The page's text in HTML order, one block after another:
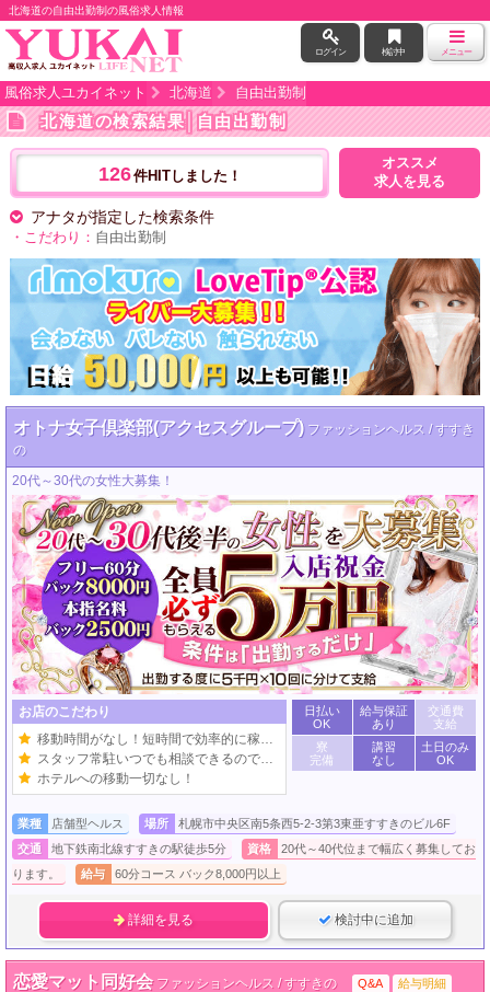
北海道の自由出勤制の風俗求人情報
ログイン 検討中 メニュー
風俗求人ユカイネット 北海道 自由出勤制
北海道の検索結果│自由出勤制
126件HITしました！
オススメ
求人を見る
アナタが指定した検索条件
・こだわり： 自由出勤制
オトナ女子倶楽部(アクセスグループ) ファッションヘルス / すすき
の
20代～30代の女性大募集！
お店のこだわり
移動時間がなし！短時間で効率的に稼げる！
スタッフ常駐いつでも相談できるので安心！
ホテルへの移動一切なし！
日払い
OK
給与保証
あり
交通費
支給
寮
完備
講習
なし
土日のみ
OK
業種 店舗型ヘルス 場所
札幌市中央区南5条西5-2-3第3東亜すすきのビル6F
交通
地下鉄南北線すすきの駅徒歩5分 資格
20代～40代位まで幅広く募集してお
ります。
給与 60分コース バック8,000円以上
詳細を見る 検討中に追加
恋愛マット同好会 ファッションヘルス / すすきの Q&A
給与明細